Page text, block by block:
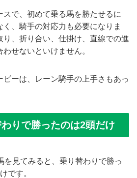
スで、初めて乗る馬を勝たせるに
、騎手の対応力も必要になりま
り、折り合い、仕掛け、直線での進
せないといけません。
ビーは、レーン騎手の上手さもあっ
りで勝ったのは2頭だけ
を見てみると、乗り替わりで勝っ
です。